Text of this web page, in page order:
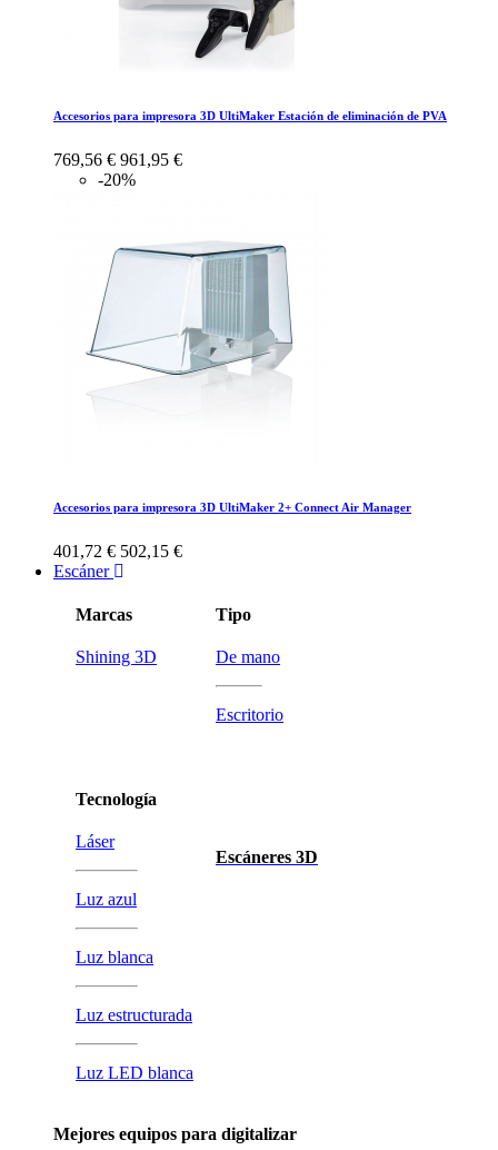
Accesorios para impresora 3D UltiMaker Estación de eliminación de PVA
769,56 € 961,95 €
-20%
Accesorios para impresora 3D UltiMaker 2+ Connect Air Manager
401,72 € 502,15 €
Escáner
Marcas
Shining 3D
Tecnología
Láser
Luz azul
Luz blanca
Luz estructurada
Luz LED blanca
Tipo
De mano
Escritorio
Escáneres 3D
Mejores equipos para digitalizar